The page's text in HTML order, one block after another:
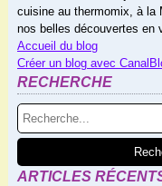
cuisine au thermomix, à la
nos belles découvertes en
Accueil du blog
Créer un blog avec
RECHERCHE
ARTICLES